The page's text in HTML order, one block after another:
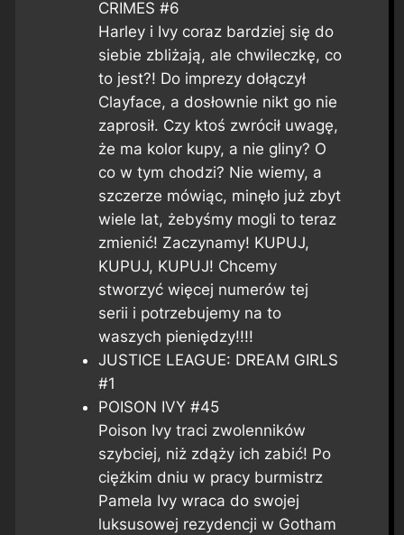
CRIMES #6
Harley i Ivy coraz bardziej się do
siebie zbliżają, ale chwileczkę, co
to jest?! Do imprezy dołączył
Clayface, a dosłownie nikt go nie
zaprosił. Czy ktoś zwrócił uwagę,
że ma kolor kupy, a nie gliny? O
co w tym chodzi? Nie wiemy, a
szczerze mówiąc, minęło już zbyt
wiele lat, żebyśmy mogli to teraz
zmienić! Zaczynamy! KUPUJ,
KUPUJ, KUPUJ! Chcemy
stworzyć więcej numerów tej
serii i potrzebujemy na to
waszych pieniędzy!!!!
JUSTICE LEAGUE: DREAM GIRLS
#1
POISON IVY #45
Poison Ivy traci zwolenników
szybciej, niż zdąży ich zabić! Po
ciężkim dniu w pracy burmistrz
Pamela Ivy wraca do swojej
luksusowej rezydencji w Gotham